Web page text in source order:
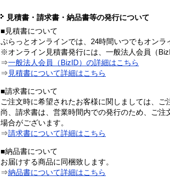
見積書・請求書・納品書等の発行について
■見積書について
ぷらっとオンラインでは、24時間いつでもオンラ
※オンライン見積書発行には、一般法人会員（
⇒一般法人会員（BizID）の詳細はこちら
⇒ 見積書について詳細はこちら
■請求書について
ご注文時に希望されたお客様に関しましては、ご
尚、請求書は、営業時間内での発行のため、ご
場合がございます。
⇒請求書について詳細はこちら
■納品書について
お届けする商品に同梱致します。
⇒納品書について詳細はこちら